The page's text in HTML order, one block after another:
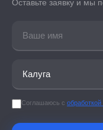
Оставьте заявку и мы
Соглашаюсь с